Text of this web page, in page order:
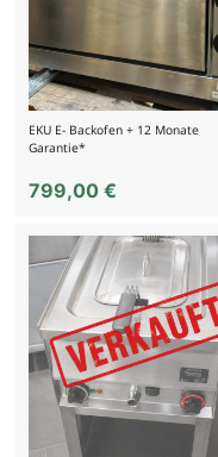
EKU E- Backofen + 12 Monate
Garantie*
799,00 €